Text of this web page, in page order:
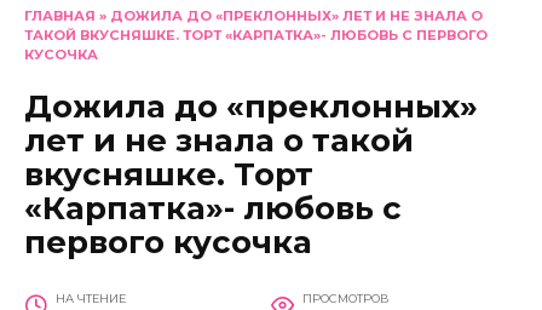
ГЛАВНАЯ » ДОЖИЛА ДО «ПРЕКЛОННЫХ» ЛЕТ И НЕ ЗНАЛА О
ТАКОЙ ВКУСНЯШКЕ. ТОРТ «КАРПАТКА»- ЛЮБОВЬ С ПЕРВОГО
КУСОЧКА
Дожила до «преклонных»
лет и не знала о такой
вкусняшке. Торт
«Карпатка»- любовь с
первого кусочка
НА ЧТЕНИЕ ПРОСМОТРОВ